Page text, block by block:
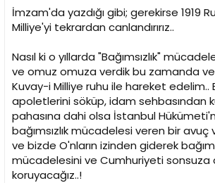
Karar bizim.
İmzam'da yazdığı gibi; gerekirse 1919
Milliye'yi tekrardan canlandırırız..
Nasıl ki o yıllarda "Bağımsızlık"
ve omuz omuza verdik bu zamanda
Kuvay-i Milliye ruhu ile hareket edelim..
apoletlerini söküp, idam sehbasından
pahasına dahi olsa İstanbul
bağımsızlık mücadelesi veren bir
ve bizde O'nların izinden giderek
mücadelesini ve Cumhuriyeti sonsuza
koruyacağız..!